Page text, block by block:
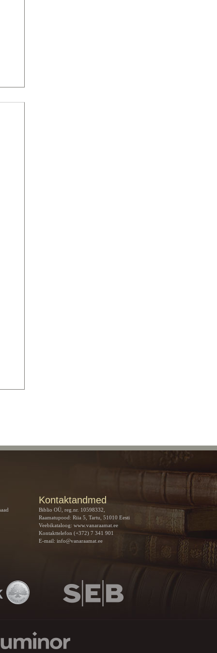
Kontaktandmed
Biblio OÜ, reg.nr. 10598332,
Raamatupood: Riia 5, Tartu, 51010 Eesti
Veebikataloog: www.vanaraamat.ee
Kontakttelefon (+372) 7 341 901
E-mail: info@vanaraamat.ee